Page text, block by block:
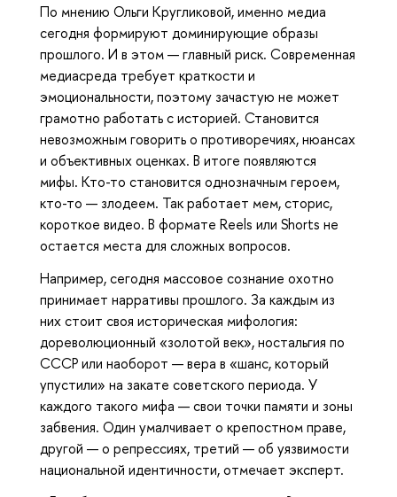
По мнению Ольги Кругликовой, именно медиа
сегодня формируют доминирующие образы
прошлого. И в этом — главный риск. Современная
медиасреда требует краткости и
эмоциональности, поэтому зачастую не может
грамотно работать с историей. Становится
невозможным говорить о противоречиях, нюансах
и объективных оценках. В итоге появляются
мифы. Кто-то становится однозначным героем,
кто-то — злодеем. Так работает мем, сторис,
короткое видео. В формате Reels или Shorts не
остается места для сложных вопросов.
Например, сегодня массовое сознание охотно
принимает нарративы прошлого. За каждым из
них стоит своя историческая мифология:
дореволюционный «золотой век», ностальгия по
СССР или наоборот — вера в «шанс, который
упустили» на закате советского периода. У
каждого такого мифа — свои точки памяти и зоны
забвения. Один умалчивает о крепостном праве,
другой — о репрессиях, третий — об уязвимости
национальной идентичности, отмечает эксперт.